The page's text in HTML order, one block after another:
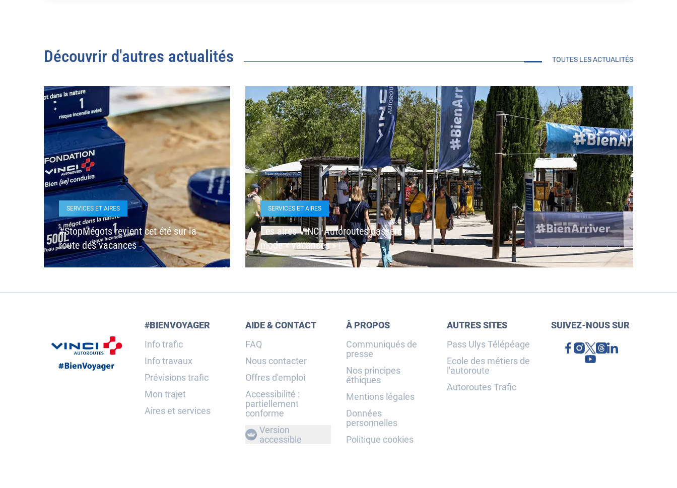
Découvrir d'autres actualités TOUTES LES ACTUALITÉS
SERVICES ET AIRES
#StopMégots revient cet été sur la
route des vacances
SERVICES ET AIRES
Les aires VINCI Autoroutes passent en
mode « vacances » !
#BIENVOYAGER
Info trafic
Info travaux
Prévisions trafic
Mon trajet
Aires et services
AIDE & CONTACT
FAQ
Nous contacter
Offres d'emploi
Accessibilité :
partiellement
conforme
Version
accessible
À PROPOS
Communiqués de
presse
Nos principes
éthiques
Mentions légales
Données
personnelles
Politique cookies
AUTRES SITES
Pass Ulys Télépéage
Ecole des métiers de
l'autoroute
Autoroutes Trafic
SUIVEZ-NOUS SUR